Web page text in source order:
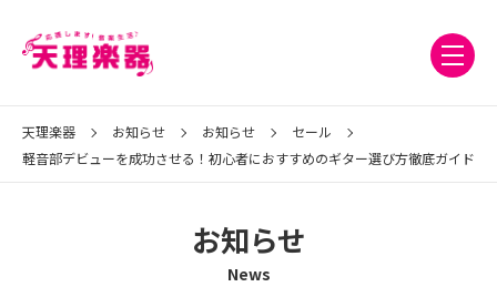
天理楽器 お知らせ お知らせ
セール
軽音部デビューを成功させる！初心者におすすめのギター選び方徹底ガイド
お知らせ
News